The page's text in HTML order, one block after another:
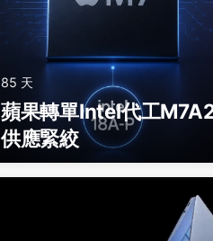
85 天
蘋果轉單Intel代工
供應緊絞